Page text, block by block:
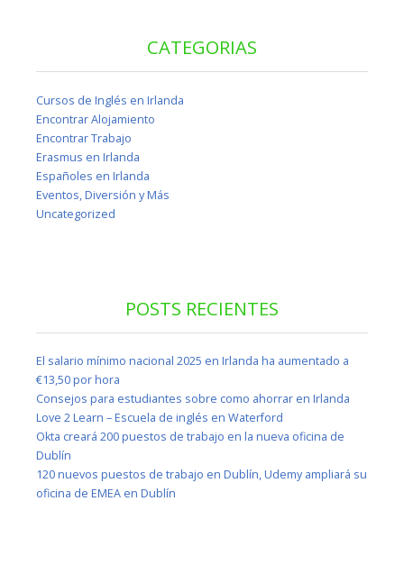
CATEGORIAS
Cursos de Inglés en Irlanda
Encontrar Alojamiento
Encontrar Trabajo
Erasmus en Irlanda
Españoles en Irlanda
Eventos, Diversión y Más
Uncategorized
POSTS RECIENTES
El salario mínimo nacional 2025 en Irlanda ha aumentado a
€13,50 por hora
Consejos para estudiantes sobre como ahorrar en Irlanda
Love 2 Learn – Escuela de inglés en Waterford
Okta creará 200 puestos de trabajo en la nueva oficina de
Dublín
120 nuevos puestos de trabajo en Dublín, Udemy ampliará su
oficina de EMEA en Dublín